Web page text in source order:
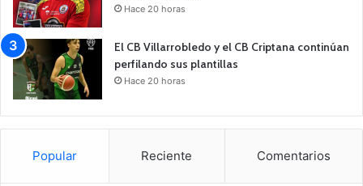
Hace 20 horas
El CB Villarrobledo y el CB Criptana continúan
perfilando sus plantillas
Hace 20 horas
Popular Reciente Comentarios